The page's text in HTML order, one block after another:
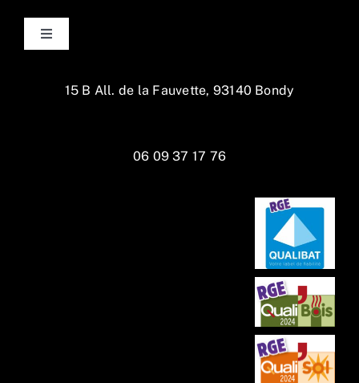
Toggle
15 B All. de la Fauvette, 93140 Bondy
06 09 37 17 76